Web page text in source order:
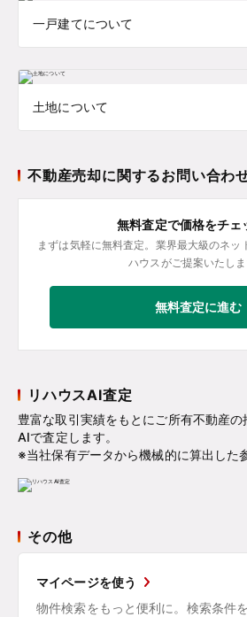
一戸建てについて
土地について
不動産売却に関するお問い合わ
無料査定で価格をチェ
まずは気軽に無料査定。業界最大級のネッ
ハウスがご提案いたしま
無料査定に進む
リハウスAI査定
豊富な取引実績をもとにご所有不動産
AIで査定します。
※当社保有データから機械的に算出した
その他
マイページを使う
物件検索をもっと便利に。検索条件